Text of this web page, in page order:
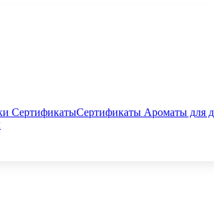
СертификатыСертификаты Ароматы для